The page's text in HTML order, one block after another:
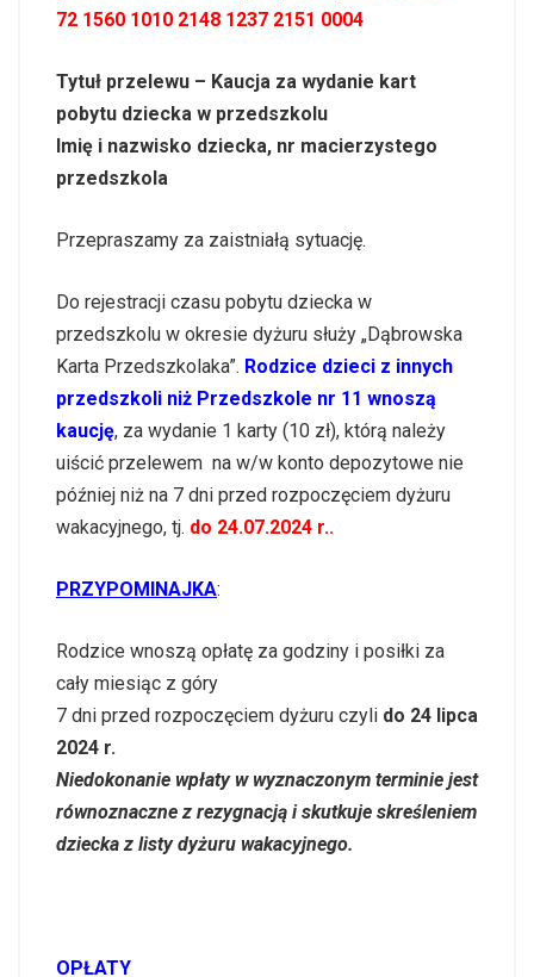
72 1560 1010 2148 1237 2151 0004
Tytuł przelewu – Kaucja za wydanie kart
pobytu dziecka w przedszkolu
Imię i nazwisko dziecka, nr macierzystego
przedszkola
Przepraszamy za zaistniałą sytuację.
Do rejestracji czasu pobytu dziecka w
przedszkolu w okresie dyżuru służy „Dąbrowska
Karta Przedszkolaka”. Rodzice dzieci z innych
przedszkoli niż Przedszkole nr 11 wnoszą
kaucję, za wydanie 1 karty (10 zł), którą należy
uiścić przelewem na w/w konto depozytowe nie
później niż na 7 dni przed rozpoczęciem dyżuru
wakacyjnego, tj. do 24.07.2024 r..
PRZYPOMINAJKA:
Rodzice wnoszą opłatę za godziny i posiłki za
cały miesiąc z góry
7 dni przed rozpoczęciem dyżuru czyli do 24 lipca
2024 r.
Niedokonanie wpłaty w wyznaczonym terminie jest
równoznaczne z rezygnacją i skutkuje skreśleniem
dziecka z listy dyżuru wakacyjnego.
OPŁATY